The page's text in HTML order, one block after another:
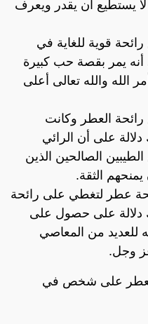
يستطيع أن يقدر ويعرف
قوية للغاية في
أنه يمر بقصة حب كبيرة
الله والله تعالى أعلى
رائحة العطر وكانت
على أن الرائي
الصالحين الذين
يمنحهم الثقة.
عطر لتغطي على رائحة
دلالة على حصول على
للعديد من المعاصي
وجل.
على شخص في